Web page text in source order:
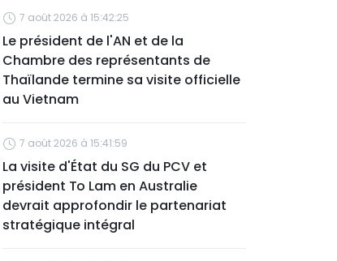
7 août 2026 à 15:42:25
Le président de l'AN et de la
Chambre des représentants de
Thaïlande termine sa visite officielle
au Vietnam
7 août 2026 à 15:41:59
La visite d'État du SG du PCV et
président To Lam en Australie
devrait approfondir le partenariat
stratégique intégral